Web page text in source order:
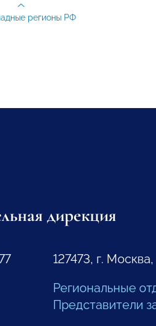
регионы РФ
дирекция
127473, г.
Региональные
Представители